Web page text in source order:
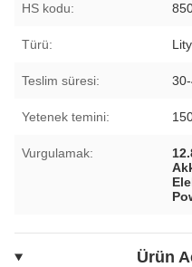
HS kodu:
Türü:
Teslim süresi:
Yetenek temini:
Vurgulamak:
Ürün